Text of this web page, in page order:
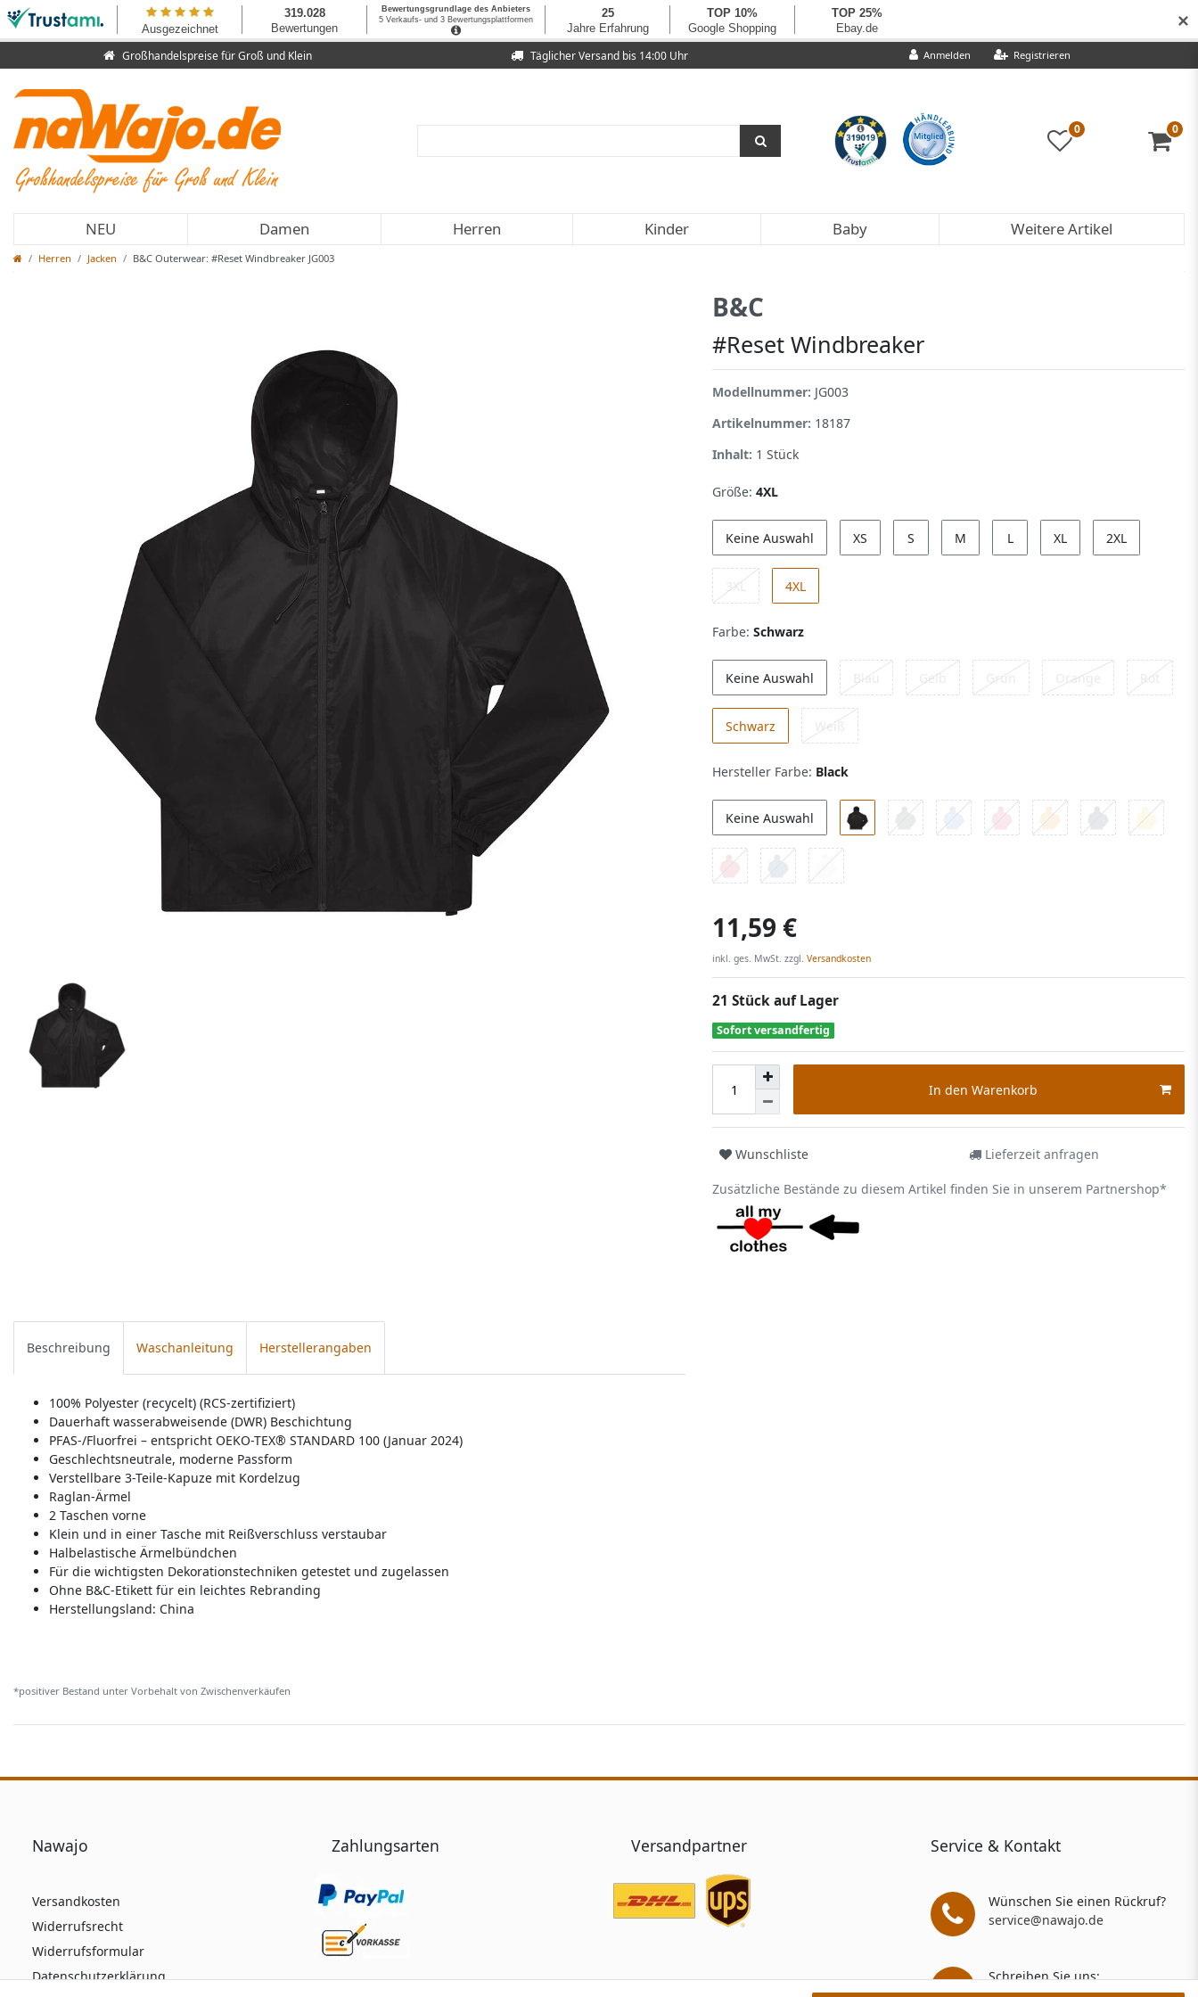
Anmelden Registrieren
Täglicher Versand bis 14:00 Uhr
Großhandelspreise für Groß und Klein
0 0
NEU Damen Herren Kinder Baby Weitere Artikel
Herren Jacken B&C Outerwear: #Reset Windbreaker JG003
B&C
#Reset Windbreaker
Modellnummer: JG003
Artikelnummer: 18187
Inhalt: 1 Stück
Größe: 4XL
Keine Auswahl XS S M L XL 2XL
3XL 4XL
Farbe: Schwarz
Keine Auswahl Blau Gelb Grün Orange Rot
Schwarz Weiß
Hersteller Farbe: Black
Keine Auswahl
11,59 €
inkl. ges. MwSt. zzgl. Versandkosten
21 Stück auf Lager
Sofort versandfertig
In den Warenkorb
Wunschliste Lieferzeit anfragen
Zusätzliche Bestände zu diesem Artikel finden Sie in unserem Partnershop*
Beschreibung Waschanleitung Herstellerangaben
100% Polyester (recycelt) (RCS-zertifiziert)
Dauerhaft wasserabweisende (DWR) Beschichtung
PFAS-/Fluorfrei – entspricht OEKO-TEX® STANDARD 100 (Januar 2024)
Geschlechtsneutrale, moderne Passform
Verstellbare 3-Teile-Kapuze mit Kordelzug
Raglan-Ärmel
2 Taschen vorne
Klein und in einer Tasche mit Reißverschluss verstaubar
Halbelastische Ärmelbündchen
Für die wichtigsten Dekorationstechniken getestet und zugelassen
Ohne B&C-Etikett für ein leichtes Rebranding
Herstellungsland: China
*positiver Bestand unter Vorbehalt von Zwischenverkäufen
Nawajo
Versandkosten
Widerrufsrecht
Widerrufsformular
Datenschutzerklärung
Zahlungsarten Versandpartner Service & Kontakt
Wünschen Sie einen Rückruf?
service@nawajo.de
Schreiben Sie uns:
✕